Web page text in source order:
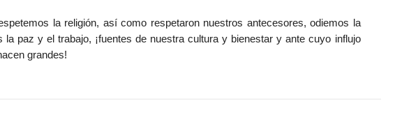
la religión, así como respetaron nuestros antecesores, odiemos la
la paz y el trabajo, ¡fuentes de nuestra cultura y bienestar y ante cuyo influjo
grandes!